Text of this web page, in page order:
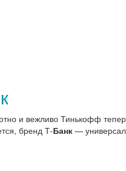
и вежливо Тинькофф
бренд Т‑Банк —